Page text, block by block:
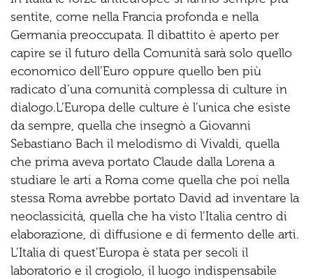
sentite, come nella Francia profonda e nella
Germania preoccupata. Il dibattito è aperto per
capire se il futuro della Comunità sarà solo quello
economico dell’Euro oppure quello ben più
radicato d’una comunità complessa di culture in
dialogo.L’Europa delle culture è l’unica che esiste
da sempre, quella che insegnò a Giovanni
Sebastiano Bach il melodismo di Vivaldi, quella
che prima aveva portato Claude dalla Lorena a
studiare le arti a Roma come quella che poi nella
stessa Roma avrebbe portato David ad inventare la
neoclassicità, quella che ha visto l’Italia centro di
elaborazione, di diffusione e di fermento delle arti.
L’Italia di quest’Europa è stata per secoli il
laboratorio e il crogiolo, il luogo indispensabile